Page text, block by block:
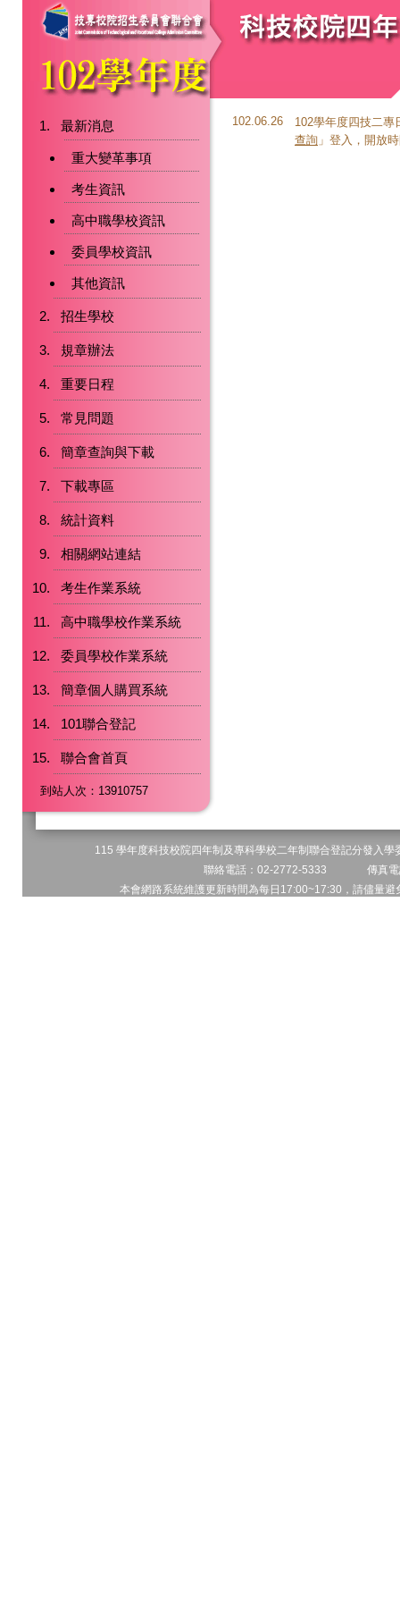
最新消息
重大變革事項
考生資訊
高中職學校資訊
委員學校資訊
其他資訊
招生學校
規章辦法
重要日程
常見問題
簡章查詢與下載
下載專區
統計資料
相關網站連結
考生作業系統
高中職學校作業系統
委員學校作業系統
簡章個人購買系統
101聯合登記
聯合會首頁
到站人次：13910757
102.06.26
102學年度四技二
查詢 」登入，開放
115 學年度科技校院四年制及專科學校二年制聯合登記分發
聯絡電話：02-2772-5333 傳真
本會網路系統維護更新時間為每日17:00~17:30，請儘量